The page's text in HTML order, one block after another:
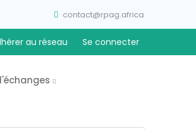
contact@rpag.africa
au réseau Se connecter